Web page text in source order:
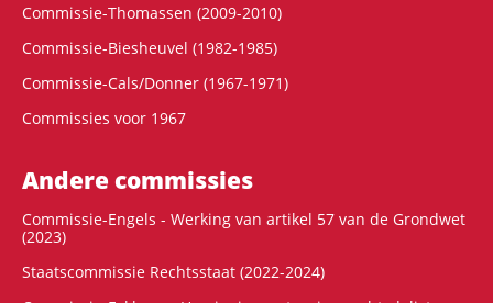
Commissie-Thomassen (2009-2010)
Commissie-Biesheuvel (1982-1985)
Commissie-Cals/Donner (1967-1971)
Commissies voor 1967
Andere commissies
Commissie-Engels - Werking van artikel 57 van de Grondwet
(2023)
Staatscommissie Rechtsstaat (2022-2024)